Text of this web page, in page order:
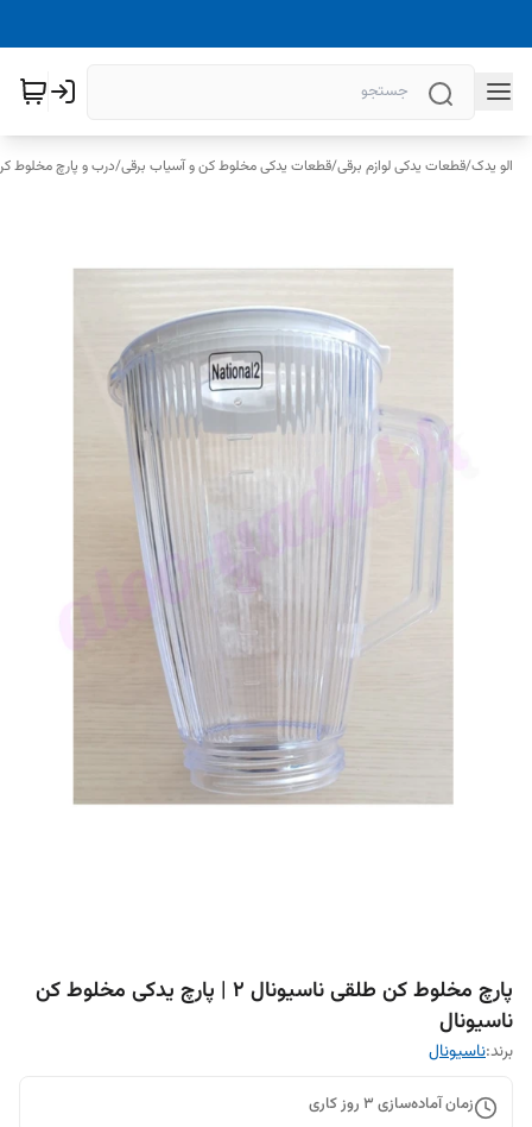
الو یدک/قطعات یدکی لوازم برقی/قطعات یدکی مخلوط کن و آسیاب برقی/درب و پارچ مخلوط
پارچ مخلوط کن طلقی ناسیونال 2 | پارچ یدکی مخلوط کن
ناسیونال
برند:ناسیونال
زمان آماده‌سازی 3 روز کاری